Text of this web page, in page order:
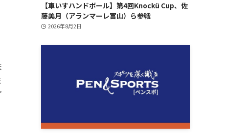
【車いすハンドボール】第4回Knockü Cup、佐
藤美月（アランマーレ富山）ら参戦
2026年8月2日